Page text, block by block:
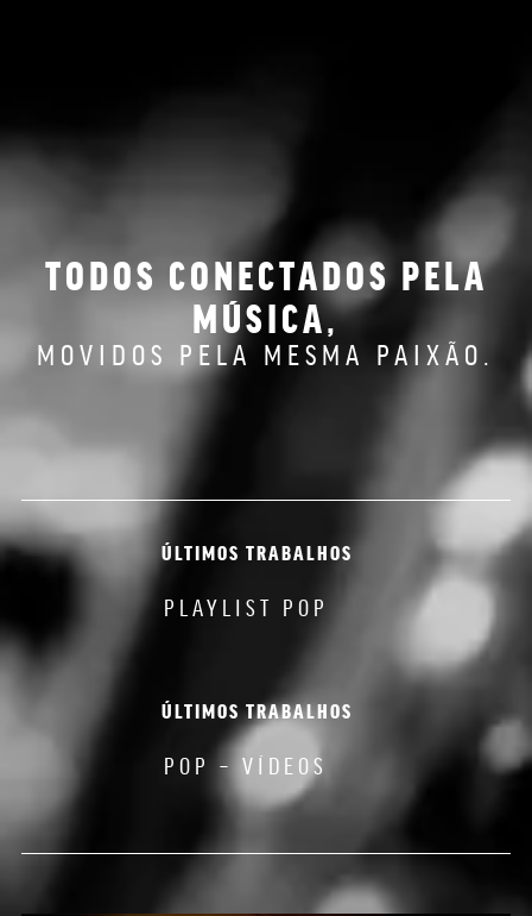
TODOS CONECTADOS PELA
MÚSICA,
MOVIDOS PELA MESMA PAIXÃO.
ÚLTIMOS TRABALHOS
PLAYLIST POP
ÚLTIMOS TRABALHOS
POP – VÍDEOS